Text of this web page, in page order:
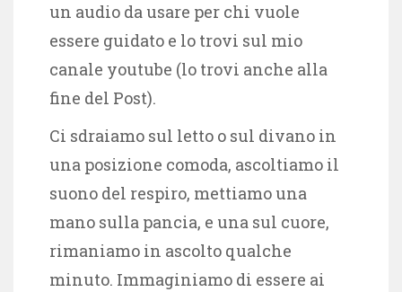
un audio da usare per chi vuole
essere guidato e lo trovi sul mio
canale youtube (lo trovi anche alla
fine del Post).
Ci sdraiamo sul letto o sul divano in
una posizione comoda, ascoltiamo il
suono del respiro, mettiamo una
mano sulla pancia, e una sul cuore,
rimaniamo in ascolto qualche
minuto. Immaginiamo di essere ai